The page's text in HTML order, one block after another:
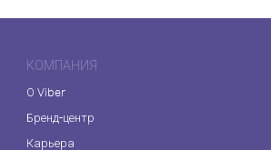
КОМПАНИЯ
О Viber
Бренд-центр
Карьера